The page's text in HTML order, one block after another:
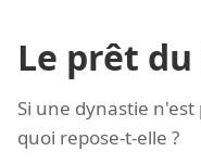
Le prêt du
Si une dynastie
quoi repose-t-elle ?